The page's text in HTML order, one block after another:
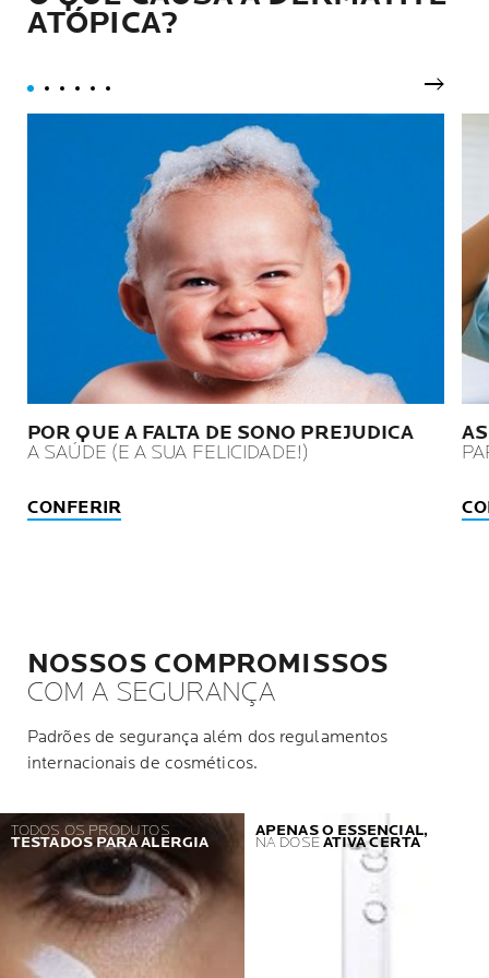
ATÓPICA?
POR QUE A FALTA DE SONO PREJUDICA
A SAÚDE (E A SUA FELICIDADE!)
CONFERIR
NOSSOS COMPROMISSOS
COM A SEGURANÇA
Padrões de segurança além dos regulamentos
internacionais de cosméticos.
TODOS OS PRODUTOS
TESTADOS PARA ALERGIA
APENAS O ESSENCIAL,
NA DOSEATIVA CERTA